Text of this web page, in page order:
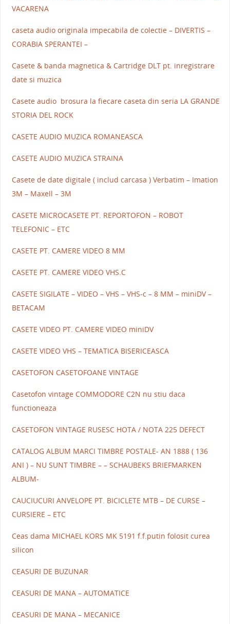
VACARENA
caseta audio originala impecabila de colectie – DIVERTIS –
CORABIA SPERANTEI –
Casete & banda magnetica & Cartridge DLT pt. inregistrare
date si muzica
Casete audio brosura la fiecare caseta din seria LA GRANDE
STORIA DEL ROCK
CASETE AUDIO MUZICA ROMANEASCA
CASETE AUDIO MUZICA STRAINA
Casete de date digitale ( includ carcasa ) Verbatim – Imation
3M – Maxell – 3M
CASETE MICROCASETE PT. REPORTOFON – ROBOT
TELEFONIC – ETC
CASETE PT. CAMERE VIDEO 8 MM
CASETE PT. CAMERE VIDEO VHS.C
CASETE SIGILATE – VIDEO – VHS – VHS-c – 8 MM – miniDV –
BETACAM
CASETE VIDEO PT. CAMERE VIDEO miniDV
CASETE VIDEO VHS – TEMATICA BISERICEASCA
CASETOFON CASETOFOANE VINTAGE
Casetofon vintage COMMODORE C2N nu stiu daca
functioneaza
CASETOFON VINTAGE RUSESC HOTA / NOTA 225 DEFECT
CATALOG ALBUM MARCI TIMBRE POSTALE- AN 1888 ( 136
ANI ) – NU SUNT TIMBRE – – SCHAUBEKS BRIEFMARKEN
ALBUM-
CAUCIUCURI ANVELOPE PT. BICICLETE MTB – DE CURSE –
CURSIERE – ETC
Ceas dama MICHAEL KORS MK 5191 f.f.putin folosit curea
silicon
CEASURI DE BUZUNAR
CEASURI DE MANA – AUTOMATICE
CEASURI DE MANA – MECANICE